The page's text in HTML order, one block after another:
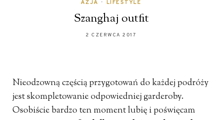
AZJA • LIFESTYLE
Szanghaj outfit
2 CZERWCA 2017
Nieodzowną częścią przygotowań do każdej podróży
jest skompletowanie odpowiedniej garderoby.
Osobiście bardzo ten moment lubię i poświęcam